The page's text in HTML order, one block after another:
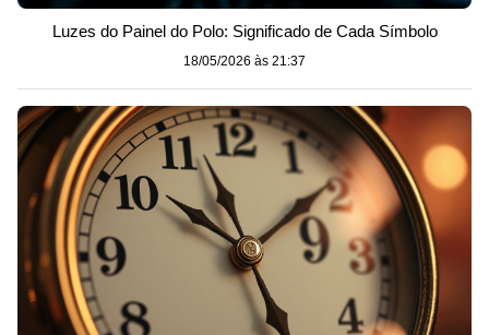
Luzes do Painel do Polo: Significado de Cada Símbolo
18/05/2026 às 21:37